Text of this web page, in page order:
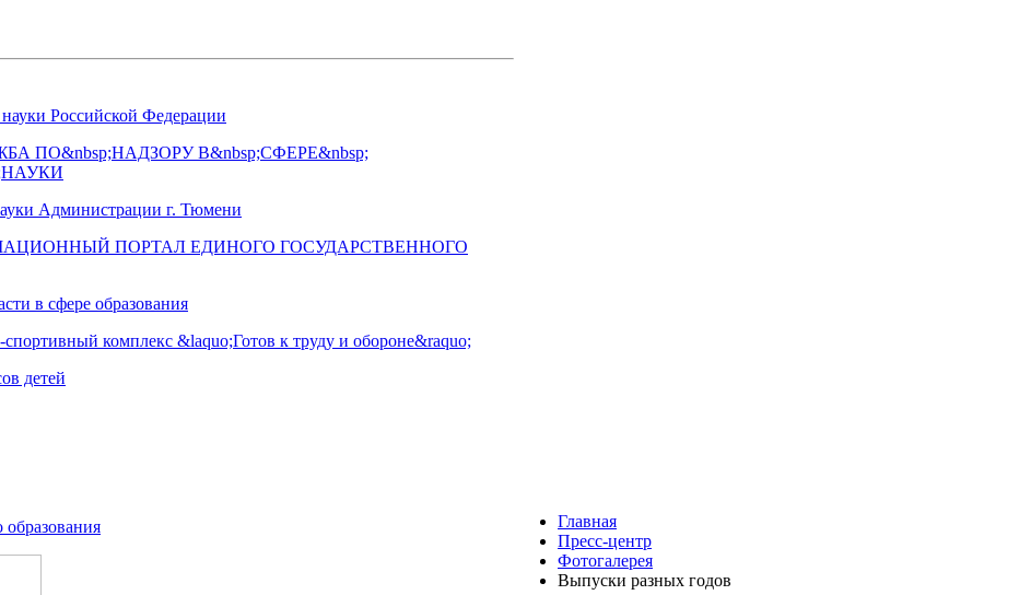
Главная
Пресс-центр
Фотогалерея
Выпуски разных годов